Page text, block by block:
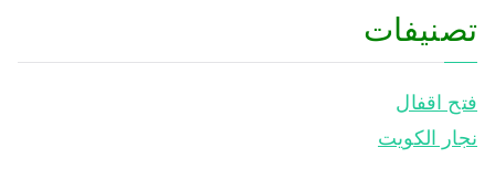
تصنيفات
فتح اقفال
نجار الكويت